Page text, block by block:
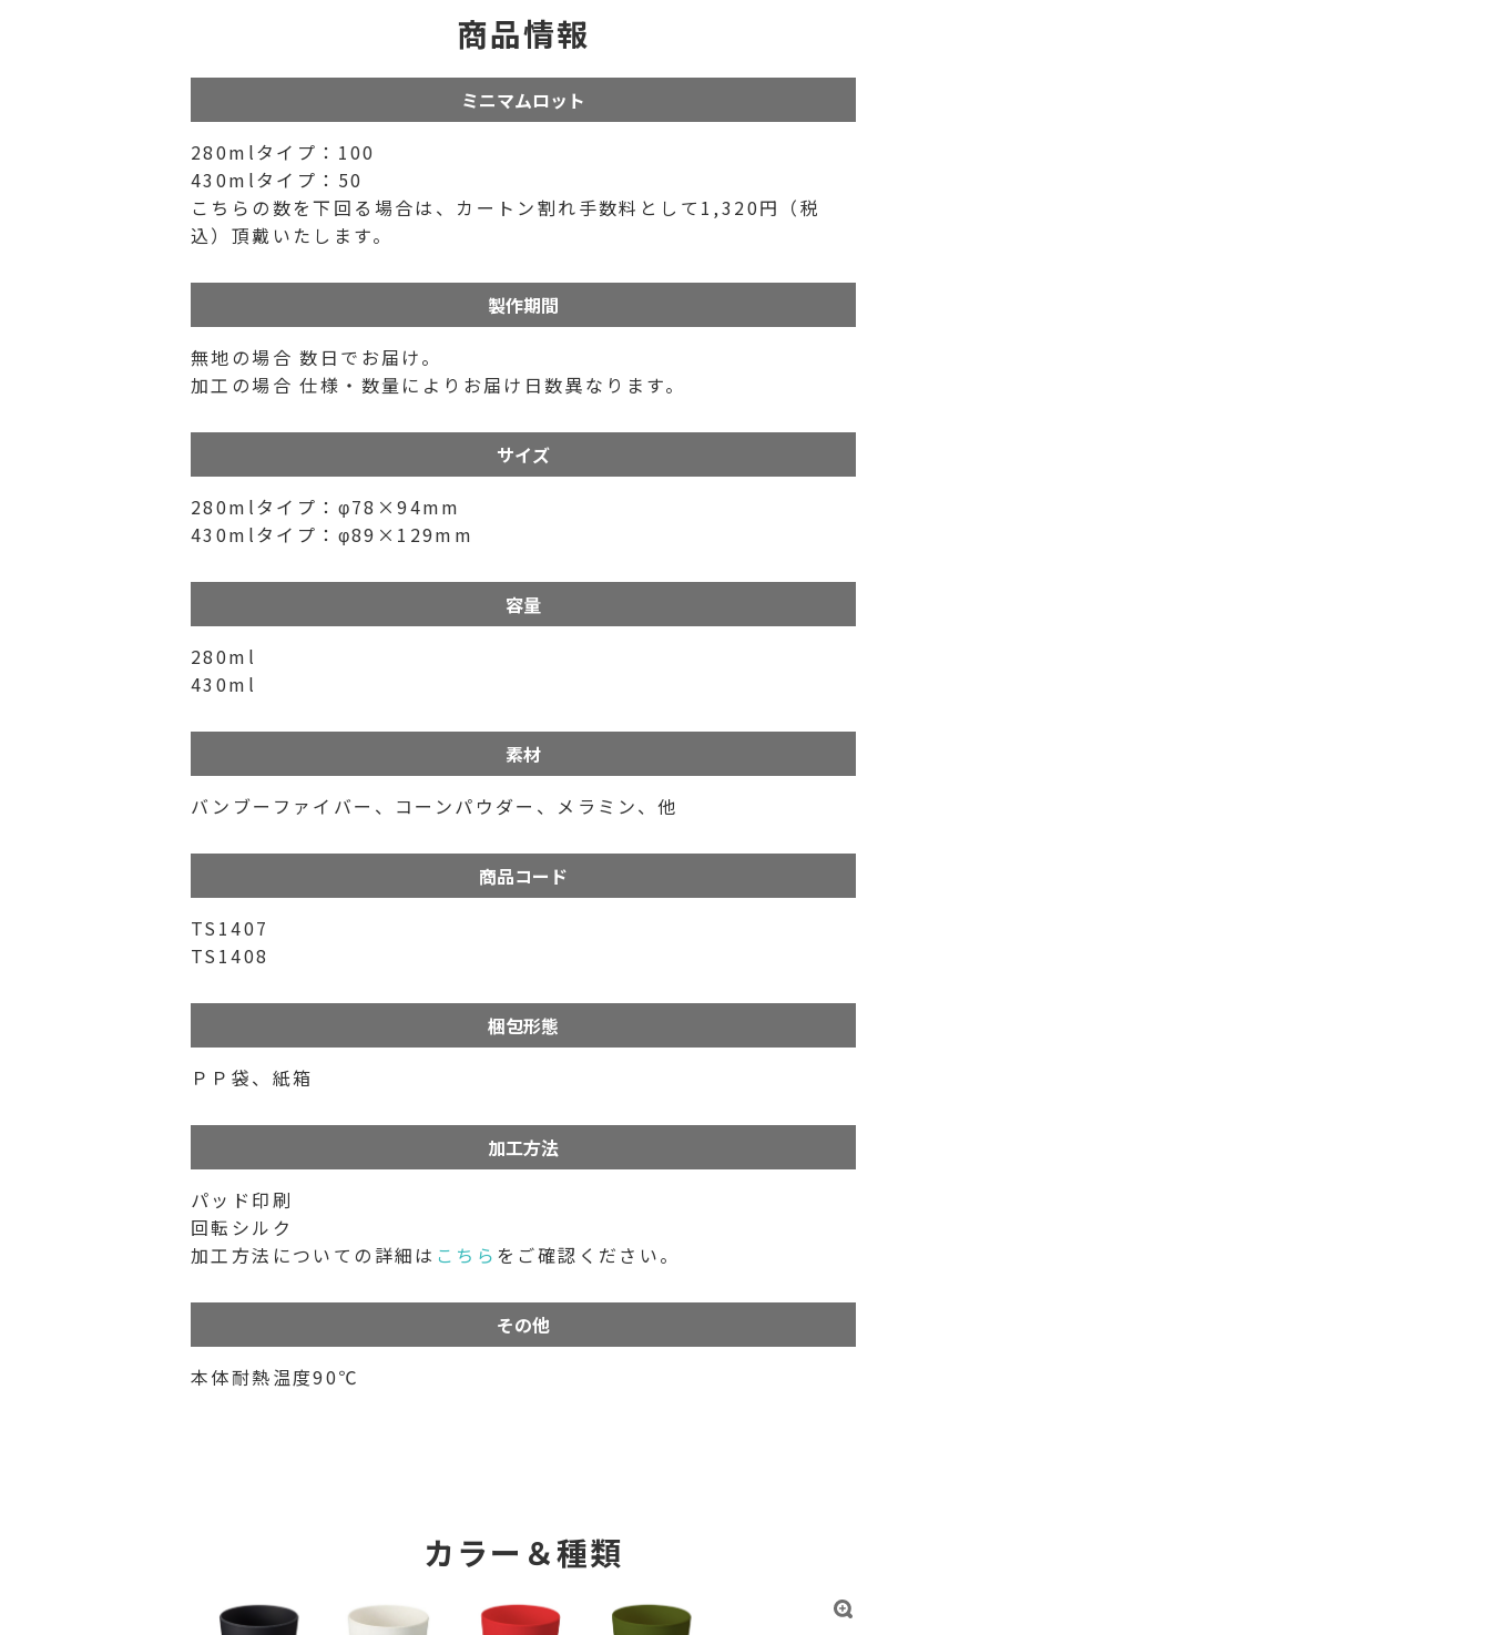
商品情報
ミニマムロット
280mlタイプ：100
430mlタイプ：50
こちらの数を下回る場合は、カートン割れ手数料として1,320円（税
込）頂戴いたします。
製作期間
無地の場合 数日でお届け。
加工の場合 仕様・数量によりお届け日数異なります。
サイズ
280mlタイプ：φ78×94mm
430mlタイプ：φ89×129mm
容量
280ml
430ml
素材
バンブーファイバー、コーンパウダー、メラミン、他
商品コード
TS1407
TS1408
梱包形態
ＰＰ袋、紙箱
加工方法
パッド印刷
回転シルク
加工方法についての詳細は こちら をご確認ください。
その他
本体耐熱温度90℃
カラー＆種類